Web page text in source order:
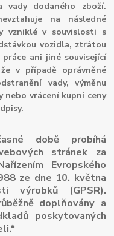
vady dodaného zboží.
na následné
vzniklé v souvislosti s
vozidla, ztrátou
ani jiné související
v případě oprávněné
vady, výměnu
nebo vrácení kupní ceny
době probíhá
stránek za
Evropského
ze dne 10. května
výrobků (GPSR).
doplňovány a
poskytovaných